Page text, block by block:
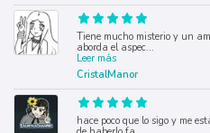
Tiene mucho misterio y un
aborda el aspec...
Leer más
CristalManor
hace poco que lo sigo y me